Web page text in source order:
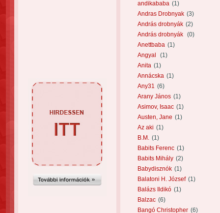
andikababa (1)
Andras Drobnyak (3)
András drobnyák (2)
András drobnyák
(0)
Anettbaba (1)
Angyal
(1)
Anita (1)
Annácska (1)
Any31
(6)
Arany János (1)
Asimov, Isaac (1)
Austen, Jane (1)
Az aki (1)
B.M.
(1)
Babits Ferenc (1)
Babits Mihály (2)
Babydisznók (1)
Balatoni H. József (1)
Balázs Ildikó (1)
Balzac (6)
Bangó Christopher (6)